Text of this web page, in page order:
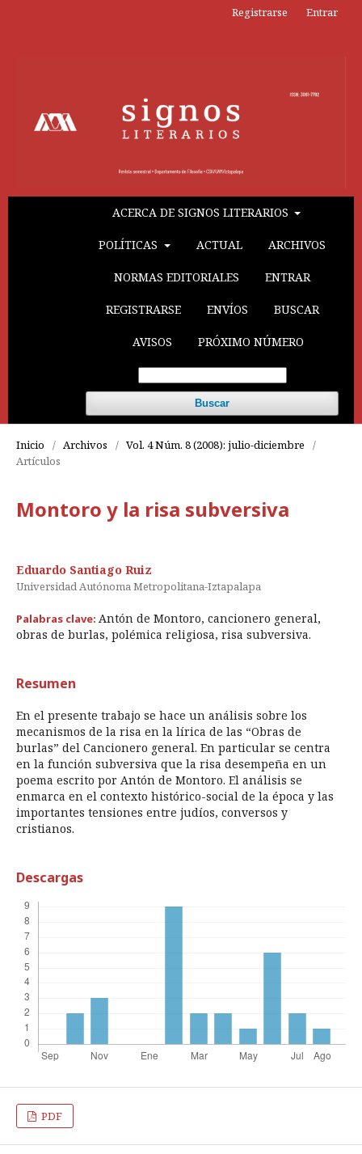
ACERCA DE SIGNOS LITERARIOS
POLÍTICAS ACTUAL ARCHIVOS
NORMAS EDITORIALES ENTRAR
REGISTRARSE ENVÍOS BUSCAR
AVISOS PRÓXIMO NÚMERO
Buscar
Registrarse Entrar
Inicio / Archivos / Vol. 4 Núm. 8 (2008): julio-diciembre
/
Artículos
Montoro y la risa subversiva
Eduardo Santiago Ruiz
Universidad Autónoma Metropolitana-Iztapalapa
Palabras clave: Antón de Montoro, cancionero general,
obras de burlas, polémica religiosa, risa subversiva.
Resumen
En el presente trabajo se hace un análisis sobre los
mecanismos de la risa en la lírica de las “Obras de
burlas” del Cancionero general. En particular se centra
en la función subversiva que la risa desempeña en un
poema escrito por Antón de Montoro. El análisis se
enmarca en el contexto histórico-social de la época y las
importantes tensiones entre judíos, conversos y
cristianos.
Descargas
PDF